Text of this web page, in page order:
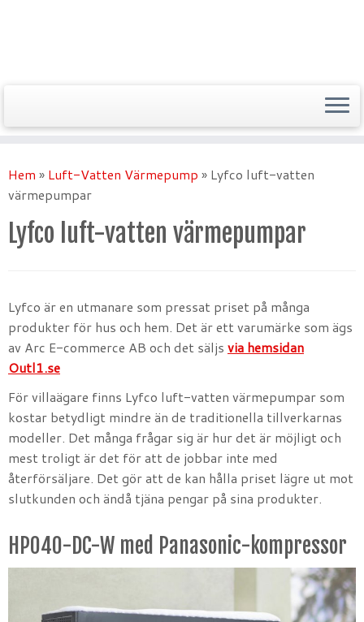
Hem » Luft-Vatten Värmepump » Lyfco luft-vatten
värmepumpar
Lyfco luft-vatten värmepumpar
Lyfco är en utmanare som pressat priset på många
produkter för hus och hem. Det är ett varumärke som ägs
av Arc E-commerce AB och det säljs via hemsidan
Outl1.se
För villaägare finns Lyfco luft-vatten värmepumpar som
kostar betydligt mindre än de traditionella tillverkarnas
modeller. Det många frågar sig är hur det är möjligt och
mest troligt är det för att de jobbar inte med
återförsäljare. Det gör att de kan hålla priset lägre ut mot
slutkunden och ändå tjäna pengar på sina produkter.
HP040-DC-W med Panasonic-kompressor